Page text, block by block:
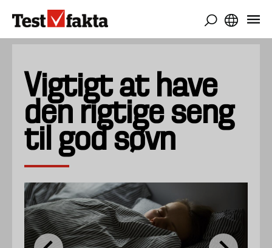
hovedindhold
Vigtigt at have
den rigtige seng
til god søvn